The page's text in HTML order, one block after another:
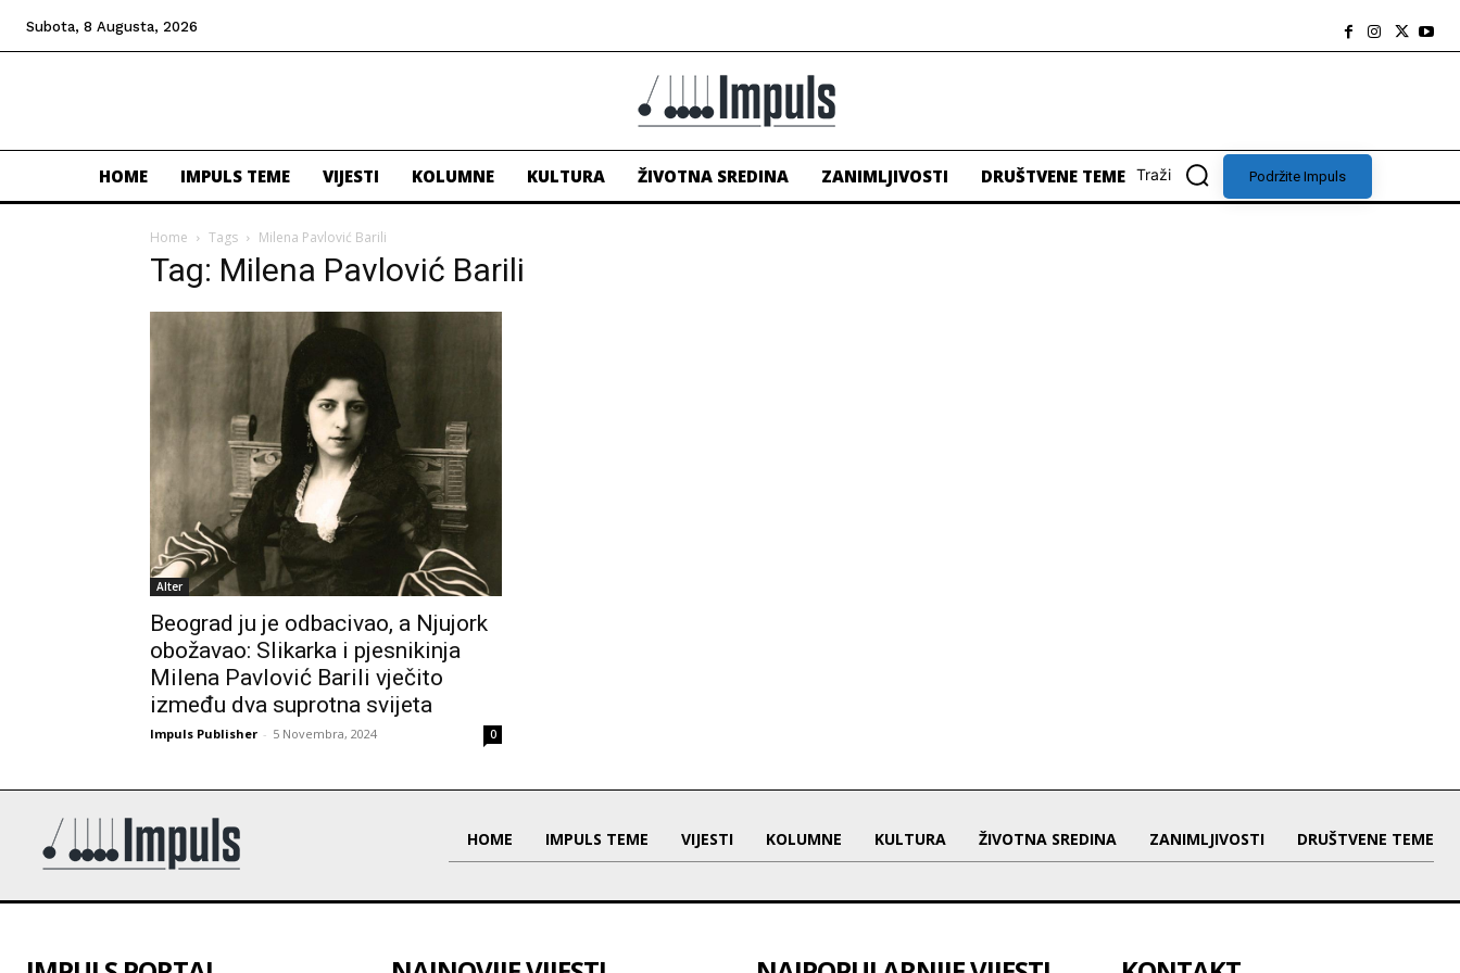
Subota, 8 Augusta, 2026
HOME IMPULS TEME VIJESTI KOLUMNE KULTURA ŽIVOTNA SREDINA ZANIMLJIVOSTI DRUŠTVENE TEME Traži Podržite Impuls
Home Tags Milena Pavlović Barili
Tag: Milena Pavlović Barili
Alter
Beograd ju je odbacivao, a Njujork
obožavao: Slikarka i pjesnikinja
Milena Pavlović Barili vječito
između dva suprotna svijeta
Impuls Publisher - 5 Novembra, 2024 0
HOME IMPULS TEME VIJESTI KOLUMNE KULTURA ŽIVOTNA SREDINA ZANIMLJIVOSTI DRUŠTVENE TEME